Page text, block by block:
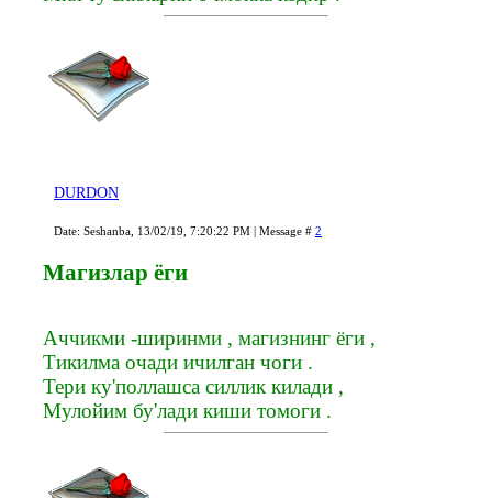
DURDON
Date: Seshanba, 13/02/19, 7:20:22 PM | Message # 2
Магизлар ёги
Аччикми -ширинми , магизнинг ёги ,
Тикилма очади ичилган чоги .
Тери ку'поллашса силлик килади ,
Мулойим бу'лади киши томоги .